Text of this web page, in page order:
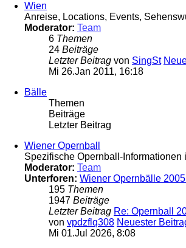
Wien
Anreise, Locations, Events,
Moderator: Team
6 Themen
24 Beiträge
Letzter Beitrag von SingSt
Mi 26.Jan 2011, 16:18
Bälle
Themen
Beiträge
Letzter Beitrag
Wiener Opernball
Spezifische Opernball-
Moderator: Team
Unterforen: Wiener Opernbälle
195 Themen
1947 Beiträge
Letzter Beitrag Re: Opernball
von vpdzflq308 Neuester
Mi 01.Jul 2026, 8:08